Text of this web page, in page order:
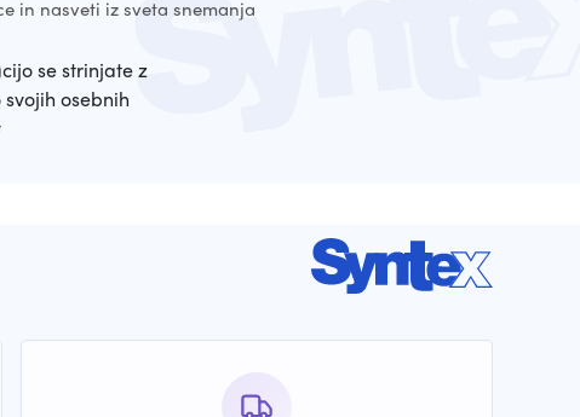
in nasveti iz sveta snemanja
se strinjate z
osebnih